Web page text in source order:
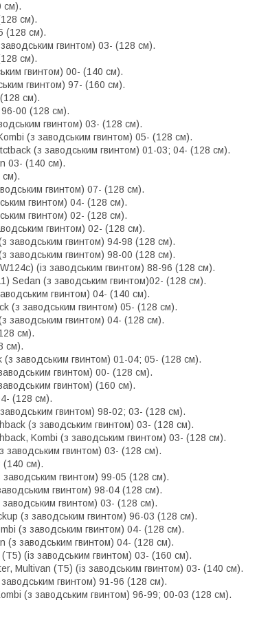
см).
см).
(128 см).
гвинтом) 03- (128 см).
см).
гвинтом) 00- (140 см).
гвинтом) 97- (160 см).
см).
00 (128 см).
гвинтом) 03- (128 см).
(з заводським гвинтом) 05- (128 см).
(з заводським гвинтом) 01-03; 04- (128 см).
03- (140 см).
см).
гвинтом) 07- (128 см).
гвинтом) 04- (128 см).
гвинтом) 02- (128 см).
гвинтом) 02- (128 см).
заводським гвинтом) 94-98 (128 см).
заводським гвинтом) 98-00 (128 см).
(із заводським гвинтом) 88-96 (128 см).
Sedan (з заводським гвинтом)02- (128 см).
гвинтом) 04- (140 см).
(з заводським гвинтом) 05- (128 см).
заводським гвинтом) 04- (128 см).
см).
см).
заводським гвинтом) 01-04; 05- (128 см).
гвинтом) 00- (128 см).
гвинтом) (160 см).
(128 см).
гвинтом) 98-02; 03- (128 см).
(з заводським гвинтом) 03- (128 см).
Kombi (з заводським гвинтом) 03- (128 см).
заводським гвинтом) 03- (128 см).
(140 см).
гвинтом) 99-05 (128 см).
гвинтом) 98-04 (128 см).
гвинтом) 03- (128 см).
(з заводським гвинтом) 96-03 (128 см).
(з заводським гвинтом) 04- (128 см).
(з заводським гвинтом) 04- (128 см).
(із заводським гвинтом) 03- (160 см).
Multivan (T5) (із заводським гвинтом) 03- (140 см).
гвинтом) 91-96 (128 см).
(з заводським гвинтом) 96-99; 00-03 (128 см).